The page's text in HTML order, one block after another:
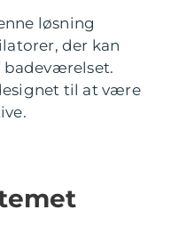
løsning
der kan
til at være